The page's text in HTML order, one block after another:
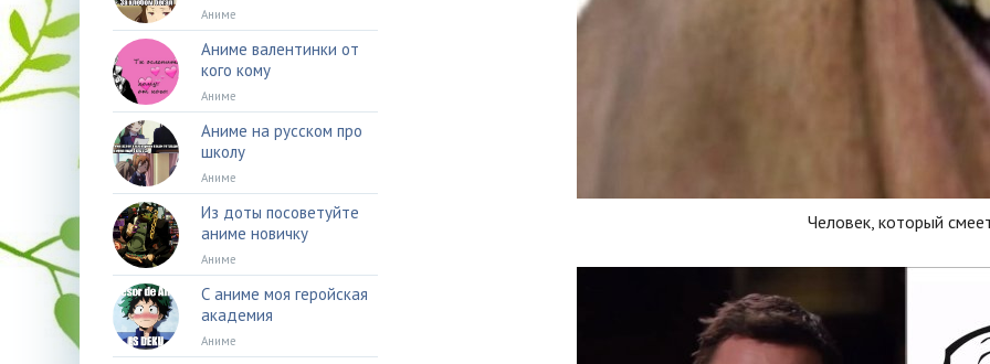
Человек, который
Аниме
Аниме валентинки от
кого кому
Аниме
Аниме на русском про
школу
Аниме
Из доты посоветуйте
аниме новичку
Аниме
С аниме моя геройская
академия
Аниме